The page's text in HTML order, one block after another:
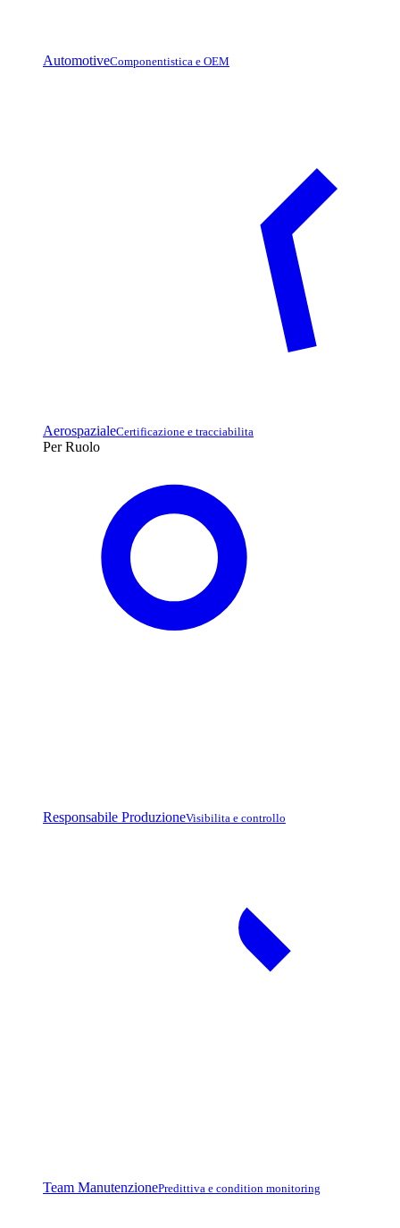
AutomotiveComponentistica e OEM
AerospazialeCertificazione e tracciabilita
Per Ruolo
Responsabile ProduzioneVisibilita e controllo
Team ManutenzionePredittiva e condition monitoring